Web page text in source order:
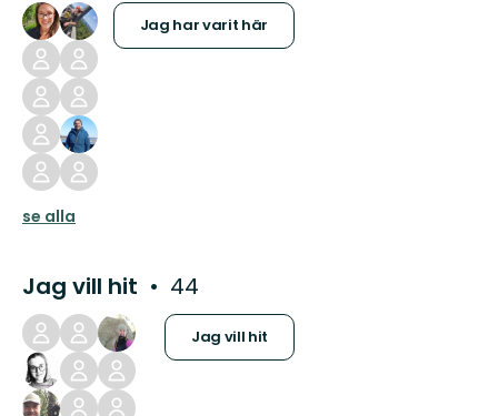
Jag har varit här
se alla
Jag vill hit 44
Jag vill hit